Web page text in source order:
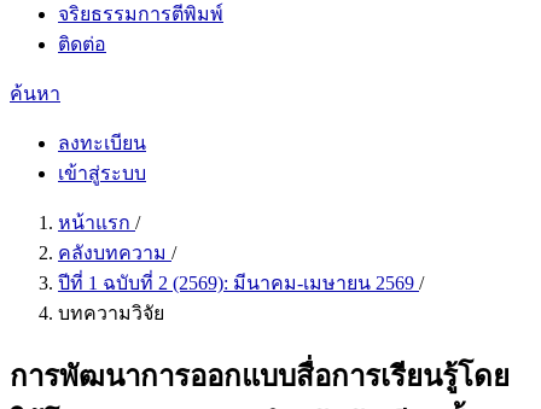
จริยธรรมการตีพิมพ์
ติดต่อ
ค้นหา
ลงทะเบียน
เข้าสู่ระบบ
หน้าแรก /
คลังบทความ /
ปีที่ 1 ฉบับที่ 2 (2569): มีนาคม-เมษายน 2569 /
บทความวิจัย
การพัฒนาการออกแบบสื่อการเรียนรู้โดย